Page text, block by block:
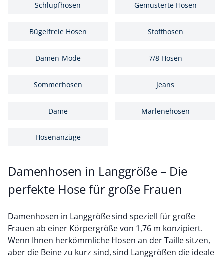
Schlupfhosen Gemusterte Hosen
Bügelfreie Hosen Stoffhosen
Damen-Mode 7/8 Hosen
Sommerhosen Jeans
Dame Marlenehosen
Hosenanzüge
Damenhosen in Langgröße – Die
perfekte Hose für große Frauen
Damenhosen in Langgröße sind speziell für große
Frauen ab einer Körpergröße von 1,76 m konzipiert.
Wenn Ihnen herkömmliche Hosen an der Taille sitzen,
aber die Beine zu kurz sind, sind Langgrößen die ideale